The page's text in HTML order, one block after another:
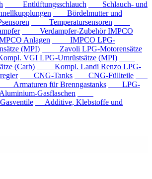
Entlüftungsschlauch
Schlauch- und
Bördelmutter und
Temperatursensoren
Verdampfer-Zubehör IMPCO
Anlagen
IMPCO LPG-
(MPI)
Zavoli LPG-Motorensätze
VGI LPG-Umrüstsätze (MPI)
(Carb)
Kompl. Landi Renzo LPG-
CNG-Tanks
CNG-Füllteile
Armaturen für Brenngastanks
LPG-
Gasflaschen
Additive, Klebstoffe und